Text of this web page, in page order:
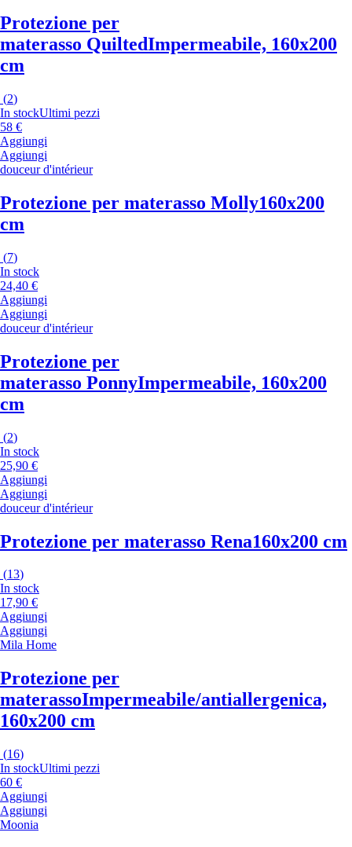
Protezione per
materasso QuiltedImpermeabile, 160x200
cm
(2)
In stockUltimi pezzi
58 €
Aggiungi
Aggiungi
douceur d'intérieur
Protezione per materasso Molly160x200
cm
(7)
In stock
24,40 €
Aggiungi
Aggiungi
douceur d'intérieur
Protezione per
materasso PonnyImpermeabile, 160x200
cm
(2)
In stock
25,90 €
Aggiungi
Aggiungi
douceur d'intérieur
Protezione per materasso Rena160x200 cm
(13)
In stock
17,90 €
Aggiungi
Aggiungi
Mila Home
Protezione per
materassoImpermeabile/antiallergenica,
160x200 cm
(16)
In stockUltimi pezzi
60 €
Aggiungi
Aggiungi
Moonia